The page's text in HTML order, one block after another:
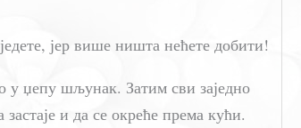
јер више ништа нећете добити!
у џепу шљунак. Затим сви заједно
и да се окреће према кући.